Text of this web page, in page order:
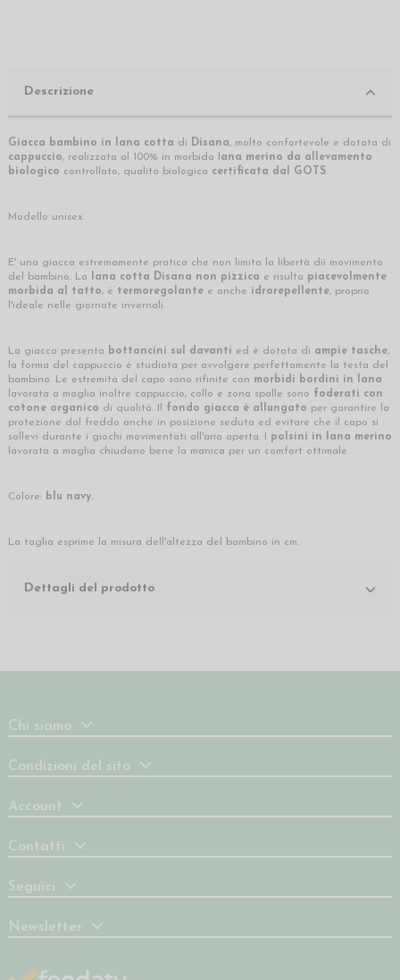
Descrizione
Giacca bambino in lana cotta di Disana, molto confortevole e dotata di
cappuccio, realizzata al 100% in morbida l ana merino da allevamento
biologico controllato, qualità biologica certificata dal GOTS.
Modello unisex.
E' una giacca estremamente pratica che non limita la libertà dii movimento
del bambino. La
lana cotta Disana non pizzica e risulta piacevolmente
morbida al tatto, è termoregolante e anche idrorepellente, proprio
l'ideale nelle giornate invernali.
La giacca presenta bottoncini sul davanti ed è dotata di ampie tasche,
la forma del cappuccio è studiata per avvolgere perfettamente la testa del
bambino. Le estremità del capo sono rifinite con morbidi bordini in lana
lavorata a maglia inoltre cappuccio, collo e zona spalle sono foderati con
cotone organico di qualità. Il fondo giacca è allungato per garantire la
protezione dal freddo anche in posizione seduta ed evitare che il capo si
sollevi durante i giochi movimentati all'aria aperta. I polsini in lana merino
lavorata a maglia chiudono bene la manica per un comfort ottimale.
Colore: blu navy.
La taglia esprime la misura dell'altezza del bambino in cm.
Dettagli del prodotto
Chi siamo
Condizioni del sito
Account
Contatti
Seguici
Newsletter